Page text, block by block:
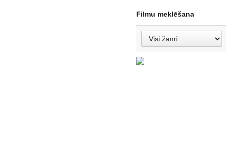
Filmu meklēšana